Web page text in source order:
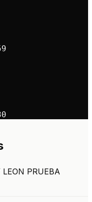
PRUEBA